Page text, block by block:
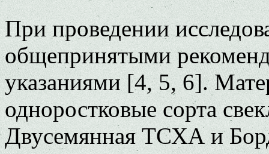
При проведении
общепринятыми
указаниями [4, 5, 6].
одноростковые сорта
Двусемянная ТСХА и